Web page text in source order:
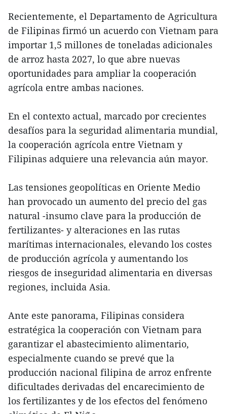
Recientemente, el Departamento de Agricultura
de Filipinas firmó un acuerdo con Vietnam para
importar 1,5 millones de toneladas adicionales
de arroz hasta 2027, lo que abre nuevas
oportunidades para ampliar la cooperación
agrícola entre ambas naciones.
En el contexto actual, marcado por crecientes
desafíos para la seguridad alimentaria mundial,
la cooperación agrícola entre Vietnam y
Filipinas adquiere una relevancia aún mayor.
Las tensiones geopolíticas en Oriente Medio
han provocado un aumento del precio del gas
natural -insumo clave para la producción de
fertilizantes- y alteraciones en las rutas
marítimas internacionales, elevando los costes
de producción agrícola y aumentando los
riesgos de inseguridad alimentaria en diversas
regiones, incluida Asia.
Ante este panorama, Filipinas considera
estratégica la cooperación con Vietnam para
garantizar el abastecimiento alimentario,
especialmente cuando se prevé que la
producción nacional filipina de arroz enfrente
dificultades derivadas del encarecimiento de
los fertilizantes y de los efectos del fenómeno